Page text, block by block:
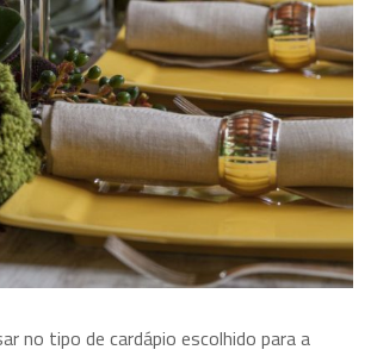
no tipo de cardápio escolhido para a